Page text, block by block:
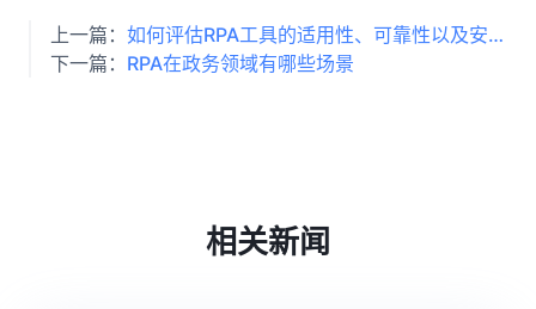
上一篇：
如何评估RPA工具的适用性、可靠性以及安全性
下一篇： RPA在政务领域有哪些场景
相关新闻